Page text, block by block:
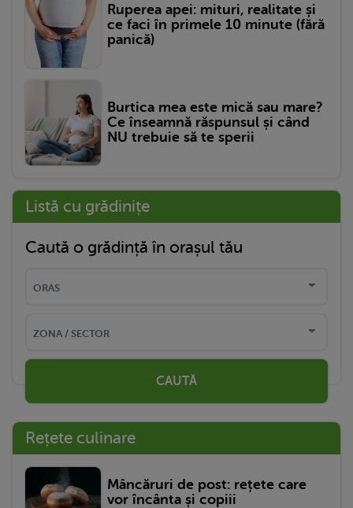
Ruperea apei: mituri, realitate și
ce faci în primele 10 minute (fără
panică)
Burtica mea este mică sau mare?
Ce înseamnă răspunsul și când
NU trebuie să te sperii
Listă cu grădinițe
Caută o grădință în orașul tău
CAUTĂ
Rețete culinare
Mâncăruri de post: rețete care
vor încânta și copiii